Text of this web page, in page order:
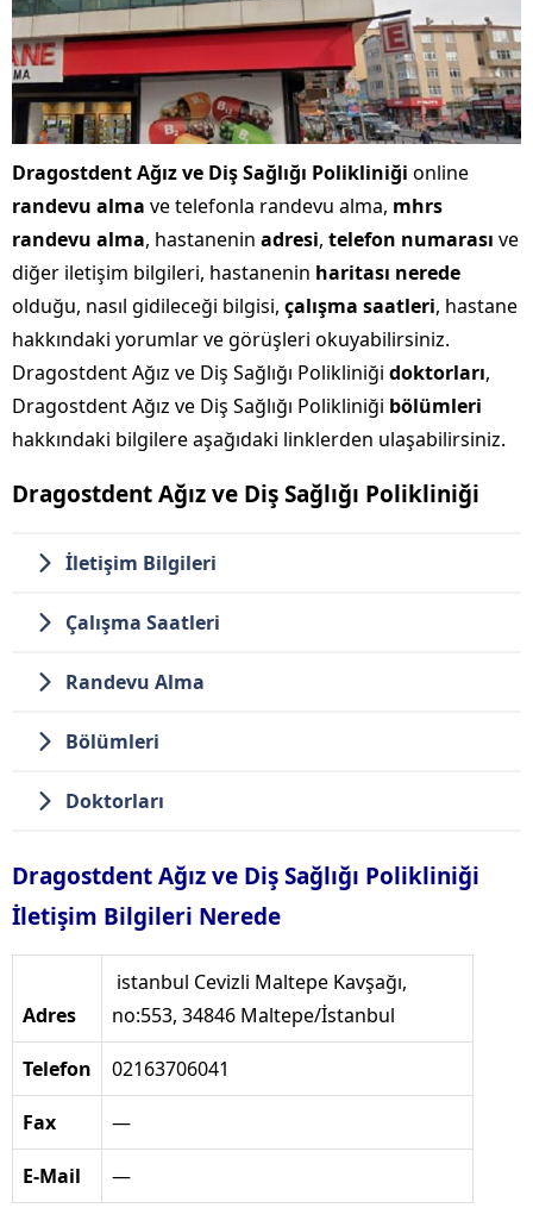
Dragostdent Ağız ve Diş Sağlığı Polikliniği online
randevu alma ve telefonla randevu alma, mhrs
randevu alma, hastanenin adresi, telefon numarası ve
diğer iletişim bilgileri, hastanenin haritası nerede
olduğu, nasıl gidileceği bilgisi, çalışma saatleri, hastane
hakkındaki yorumlar ve görüşleri okuyabilirsiniz.
Dragostdent Ağız ve Diş Sağlığı Polikliniği doktorları,
Dragostdent Ağız ve Diş Sağlığı Polikliniği bölümleri
hakkındaki bilgilere aşağıdaki linklerden ulaşabilirsiniz.
Dragostdent Ağız ve Diş Sağlığı Polikliniği
İletişim Bilgileri
Çalışma Saatleri
Randevu Alma
Bölümleri
Doktorları
Dragostdent Ağız ve Diş Sağlığı Polikliniği
İletişim Bilgileri Nerede
Adres
istanbul Cevizli Maltepe Kavşağı,
no:553, 34846 Maltepe/İstanbul
Telefon 02163706041
Fax —
E-Mail —